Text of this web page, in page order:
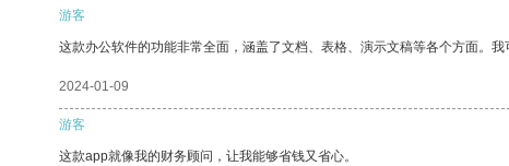
游客
这款办公软件的功能非常全面，涵盖了文档、表格、演示文稿等各个方面。
2024-01-09
游客
这款app就像我的财务顾问，让我能够省钱又省心。